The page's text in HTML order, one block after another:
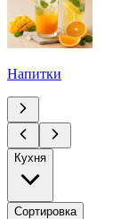
Напитки
Кухня
Сортировка